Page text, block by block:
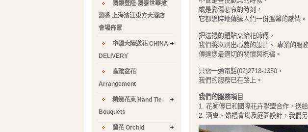
國銀登陸 國泰世華搶
頭香 上海濱江東方大酒店
會場佈置
中國大陸送花 CHINA
DELIVERY
高雅盆花
Arrangement
精緻花束 Hand Tie
Bouquets
蘭花 Orchid
或是憂傷悲哀的時刻，
它都適時地傳達人們一份溫馨的感情。
把送禮的體貼交給花師傅，
我們將以別出心裁的設計、 專業的服
傳達您最適切的關懷與祝福。
只需一通電話(02)2718-1350，
我們的服務已在路上。
我們的服務項目
1. 花師傅已和國際花卉聯盟合作，送
2. 酒會、婚禮會場及庭園設計，我們